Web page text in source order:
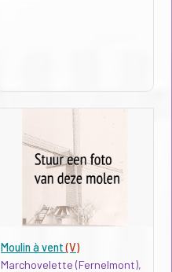
Moulin à vent(V)
Marchovelette (Fernelmont),